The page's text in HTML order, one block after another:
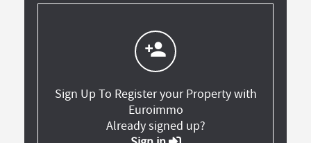
person_add
Sign Up To Register your Property with
Euroimmo
Already signed up?